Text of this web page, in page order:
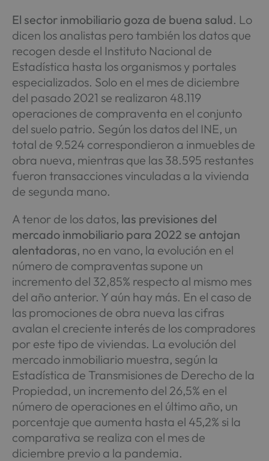
El sector inmobiliario goza de buena salud. Lo
dicen los analistas pero también los datos que
recogen desde el Instituto Nacional de
Estadística hasta los organismos y portales
especializados. Solo en el mes de diciembre
del pasado 2021 se realizaron 48.119
operaciones de compraventa en el conjunto
del suelo patrio. Según los datos del INE, un
total de 9.524 correspondieron a inmuebles de
obra nueva, mientras que las 38.595 restantes
fueron transacciones vinculadas a la vivienda
de segunda mano.
A tenor de los datos, las previsiones del
mercado inmobiliario para 2022 se antojan
alentadoras, no en vano, la evolución en el
número de compraventas supone un
incremento del 32,85% respecto al mismo mes
del año anterior. Y aún hay más. En el caso de
las promociones de obra nueva las cifras
avalan el creciente interés de los compradores
por este tipo de viviendas. La evolución del
mercado inmobiliario muestra, según la
Estadística de Transmisiones de Derecho de la
Propiedad, un incremento del 26,5% en el
número de operaciones en el último año, un
porcentaje que aumenta hasta el 45,2% si la
comparativa se realiza con el mes de
diciembre previo a la pandemia.